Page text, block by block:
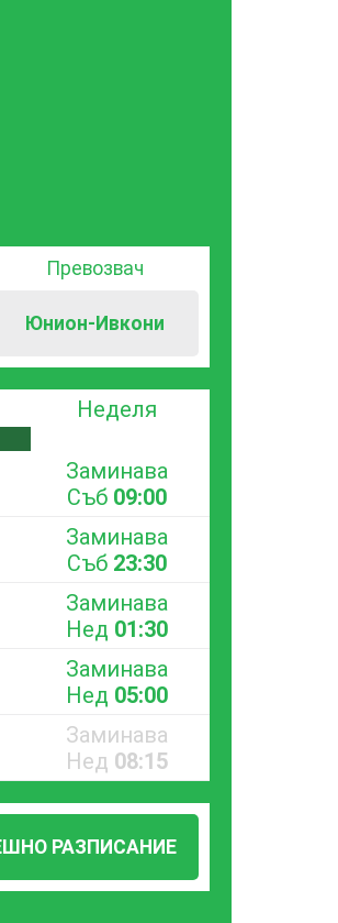
Превозвач
Юнион-Ивкони
Неделя
Заминава
Съб 09:00
Заминава
Съб 23:30
Заминава
Нед 01:30
Заминава
Нед 05:00
Заминава
Нед 08:15
РАЗПИСАНИЕ